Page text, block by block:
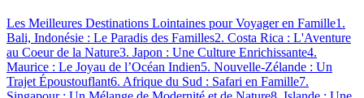
Les Meilleures Destinations Lointaines pour Voyager en Famille1.
Bali, Indonésie : Le Paradis des Familles2. Costa Rica : L'Aventure
au Coeur de la Nature3. Japon : Une Culture Enrichissante4.
Maurice : Le Joyau de l’Océan Indien5. Nouvelle-Zélande : Un
Trajet Époustouflant6. Afrique du Sud : Safari en Famille7.